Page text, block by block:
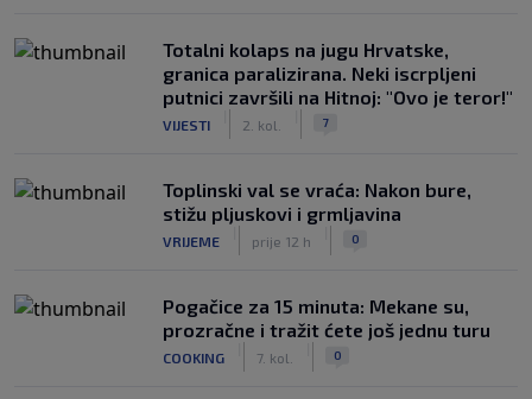
Totalni kolaps na jugu Hrvatske,
granica paralizirana. Neki iscrpljeni
putnici završili na Hitnoj: "Ovo je teror!"
VIJESTI 2. kol. 7
Toplinski val se vraća: Nakon bure,
stižu pljuskovi i grmljavina
VRIJEME prije 12 h 0
Pogačice za 15 minuta: Mekane su,
prozračne i tražit ćete još jednu turu
COOKING 7. kol. 0